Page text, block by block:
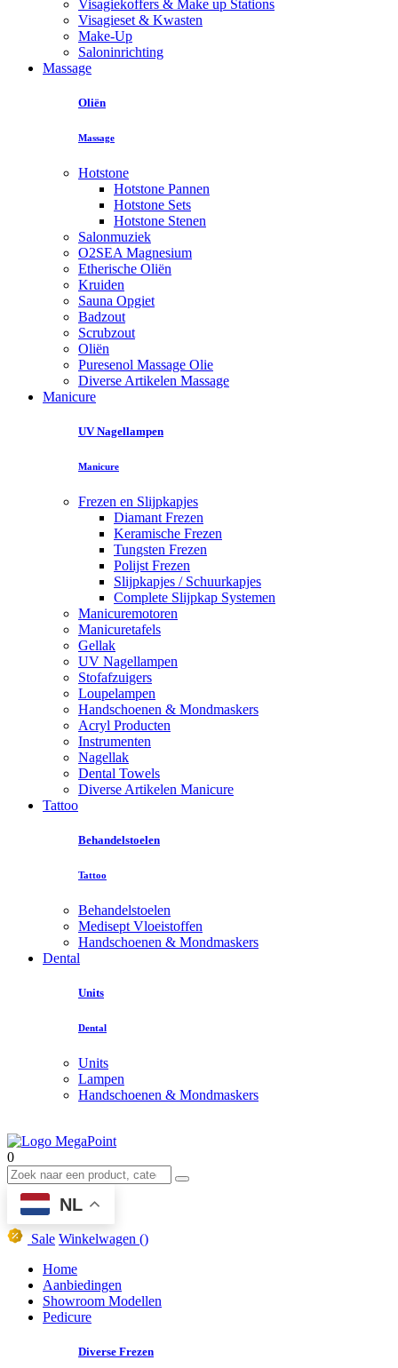
Visagiekoffers & Make up Stations
Visagieset & Kwasten
Make-Up
Saloninrichting
Massage
Oliën
Massage
Hotstone
Hotstone Pannen
Hotstone Sets
Hotstone Stenen
Salonmuziek
O2SEA Magnesium
Etherische Oliën
Kruiden
Sauna Opgiet
Badzout
Scrubzout
Oliën
Puresenol Massage Olie
Diverse Artikelen Massage
Manicure
UV Nagellampen
Manicure
Frezen en Slijpkapjes
Diamant Frezen
Keramische Frezen
Tungsten Frezen
Polijst Frezen
Slijpkapjes / Schuurkapjes
Complete Slijpkap Systemen
Manicuremotoren
Manicuretafels
Gellak
UV Nagellampen
Stofafzuigers
Loupelampen
Handschoenen & Mondmaskers
Acryl Producten
Instrumenten
Nagellak
Dental Towels
Diverse Artikelen Manicure
Tattoo
Behandelstoelen
Tattoo
Behandelstoelen
Medisept Vloeistoffen
Handschoenen & Mondmaskers
Dental
Units
Dental
Units
Lampen
Handschoenen & Mondmaskers
0
NL
Sale Winkelwagen ()
Home
Aanbiedingen
Showroom Modellen
Pedicure
Diverse Frezen